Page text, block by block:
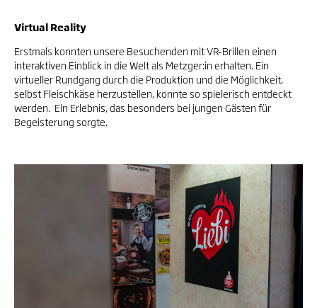
Virtual Reality
Erstmals konnten unsere Besuchenden mit VR-Brillen einen
interaktiven Einblick in die Welt als Metzger:in erhalten. Ein
virtueller Rundgang durch die Produktion und die Möglichkeit,
selbst Fleischkäse herzustellen, konnte so spielerisch entdeckt
werden. Ein Erlebnis, das besonders bei jungen Gästen für
Begeisterung sorgte.